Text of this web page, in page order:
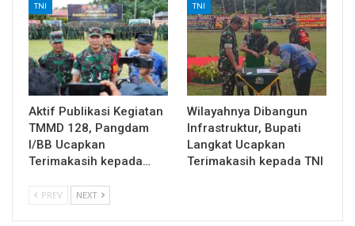
TNI
Aktif Publikasi Kegiatan
TMMD 128, Pangdam
I/BB Ucapkan
Terimakasih kepada…
TNI
Wilayahnya Dibangun
Infrastruktur, Bupati
Langkat Ucapkan
Terimakasih kepada TNI
PREV NEXT